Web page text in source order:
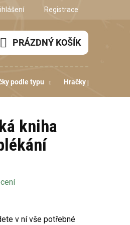
Registrace
PRÁZDNÝ KOŠÍK
podle typu Hračky podle
kniha
v ní vše potřebné